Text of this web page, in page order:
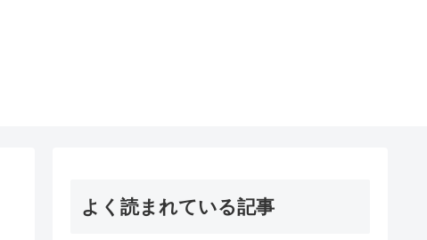
よく読まれている記事